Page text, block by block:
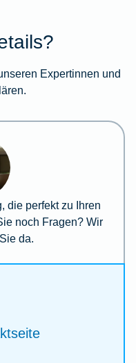
Expertinnen und
die perfekt zu Ihren
noch Fragen? Wir
da.